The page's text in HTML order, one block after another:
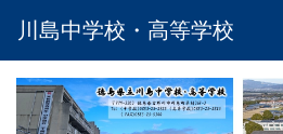
川島中学校・高等学校